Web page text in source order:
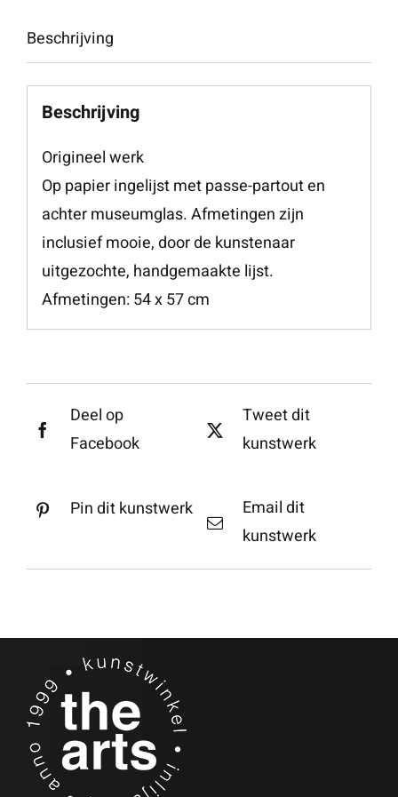
Beschrijving
Beschrijving
Origineel werk
Op papier ingelijst met passe-partout en
achter museumglas. Afmetingen zijn
inclusief mooie, door de kunstenaar
uitgezochte, handgemaakte lijst.
Afmetingen: 54 x 57 cm
Deel op
Facebook
Tweet dit
kunstwerk
Pin dit kunstwerk
Email dit
kunstwerk